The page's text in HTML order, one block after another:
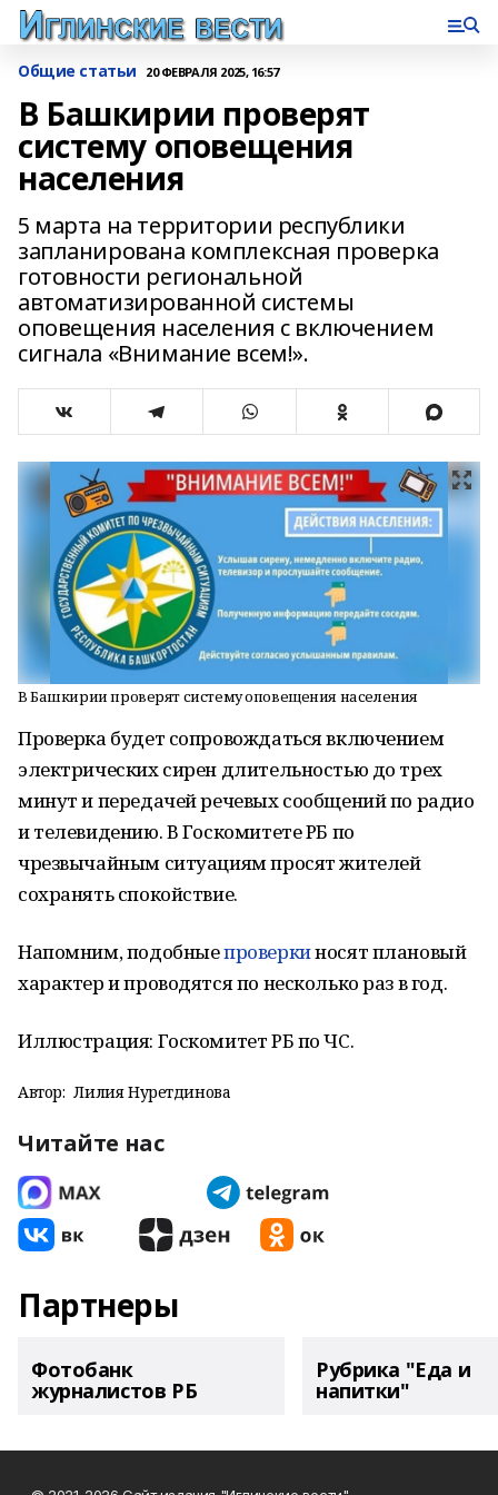
Общие статьи 20 ФЕВРАЛЯ 2025, 16:57
В Башкирии проверят
систему оповещения
населения
5 марта на территории республики
запланирована комплексная проверка
готовности региональной
автоматизированной системы
оповещения населения с включением
сигнала «Внимание всем!».
В Башкирии проверят систему оповещения населения
Проверка будет сопровождаться включением
электрических сирен длительностью до трех
минут и передачей речевых сообщений по радио
и телевидению. В Госкомитете РБ по
чрезвычайным ситуациям просят жителей
сохранять спокойствие.
Напомним, подобныепроверкиносят плановый
характер и проводятся по несколько раз в год.
Иллюстрация: Госкомитет РБ по ЧС.
Автор: Лилия Нуретдинова
Читайте нас
Партнеры
Фотобанк
журналистов РБ
Рубрика "Еда и
напитки"